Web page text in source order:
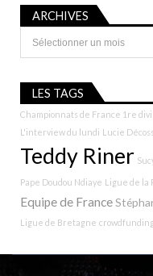
ARCHIVES
Archives
LES TAGS
Championnats de France 1re
L'interview du lundi Lucie
Teddy Riner
Pape Doudou Ndiaye Ligue de la
Equipe de France
Ligue de Bretagne